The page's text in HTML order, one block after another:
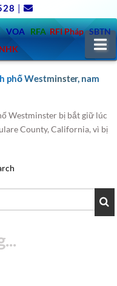
|
VOA RFA RFI Pháp SBTN
NHK
phố Westminster, nam
Westminster bị bắt giữ lúc
County, California, vì bị